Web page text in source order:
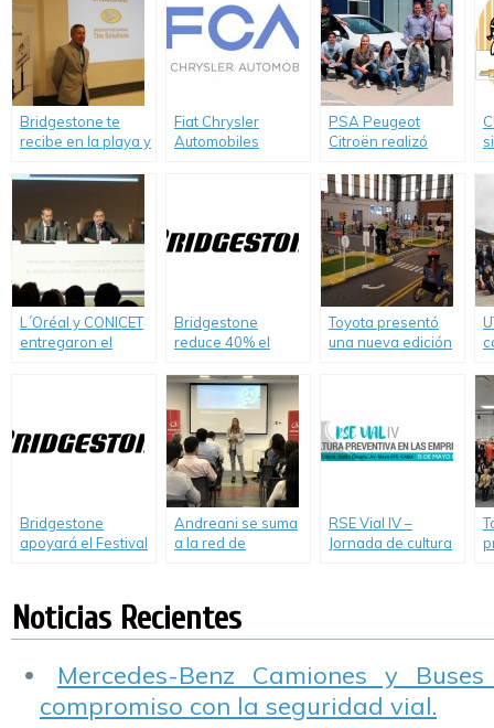
Bridgestone te
recibe en la playa y
Vial a la costa
Fiat Chrysler
Automobiles
Sábana a la
PSA Peugeot
Citroën realizó
donaciones de
vehículos a
entidades técnicas
del país
L´Oréal y CONICET
entregaron el
Bridgestone
reduce 40% el
en su planta de
Llavallol
Toyota presentó
una nueva edición
Bridgestone
apoyará el Festival
Andreani se suma
a la red de
Argentina
RSE Vial IV –
Jornada de cultura
Noticias Recientes
Mercedes-Benz Camiones y
compromiso con la seguridad vial.